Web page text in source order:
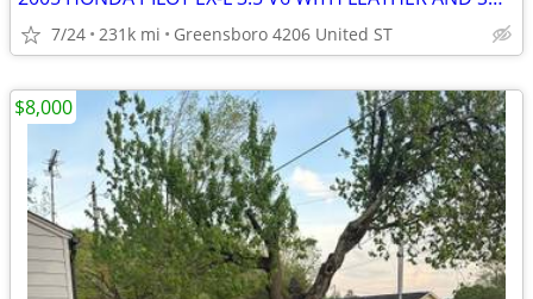
7/24 231k mi Greensboro 4206 United ST
$8,000